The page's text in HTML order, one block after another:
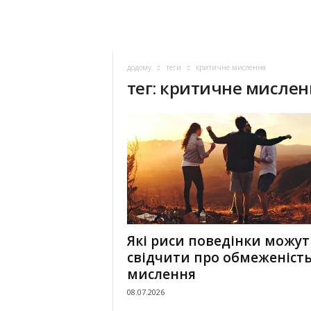
додому теги критичне мислення
тег: критичне
Які риси поведінки
свідчити про обмеженість
мислення
08.07.2026